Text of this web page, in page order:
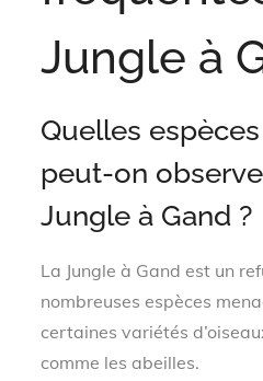
Jungle à
Quelles
peut-on
Jungle à Gand ?
La Jungle à Gand est un
nombreuses espèces
certaines variétés
comme les abeilles.